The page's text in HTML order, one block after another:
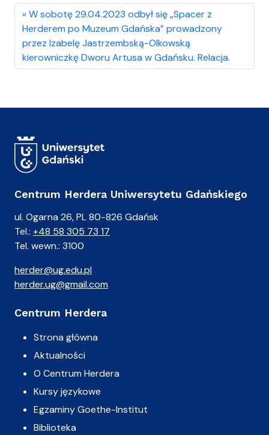
W sobotę 29.04.2023 odbył się „Spacer z
Herderem po Muzeum Gdańska” prowadzony
przez Izabelę Jastrzembską-Olkowską
kierowniczkę Dworu Artusa w Gdańsku. Relacja.
Centrum Herdera Uniwersytetu Gdańskiego
ul. Ogarna 26, PL 80-826 Gdańsk
Tel.: +48 58 305 73 17
Tel. wewn.: 3100
herder@ug.edu.pl
herder.ug@gmail.com
Centrum Herdera
Strona główna
Aktualności
O Centrum Herdera
Kursy językowe
Egzaminy Goethe-Institut
Biblioteka